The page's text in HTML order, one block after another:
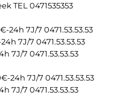
TEL 0471535353
7J/7 0471.53.53.53
7J/7 0471.53.53.53
7J/7 0471.53.53.53
24h 7J/7 0471.53.53.53
7J/7 0471.53.53.53